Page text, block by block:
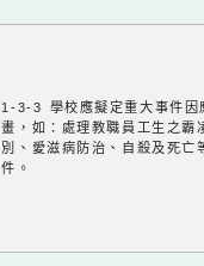
1-3-3 學校應擬定重大事件因
畫，如：處理教職員工生之霸
別、愛滋病防治、自殺及死亡
件。